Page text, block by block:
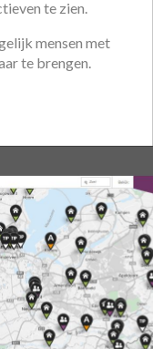
te zien.
mensen met
te brengen.